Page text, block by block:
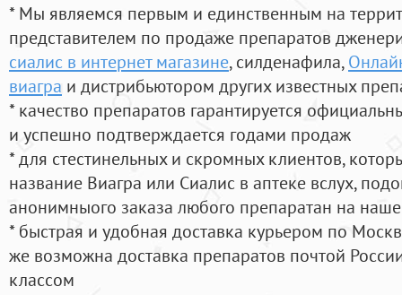
* Мы являемся первым и единственным на
представителем по продаже препаратов
сиалис в интернет магазине, силденафила,
виагра и дистрибьютором других известных
* качество препаратов гарантируется
и успешно подтверждается годами продаж
* для стестинельных и скромных клиентов,
название Виагра или Сиалис в аптеке вслух,
анонимныого заказа любого препаратан на
* быстрая и удобная доставка курьером по
же возможна доставка препаратов почтой
классом